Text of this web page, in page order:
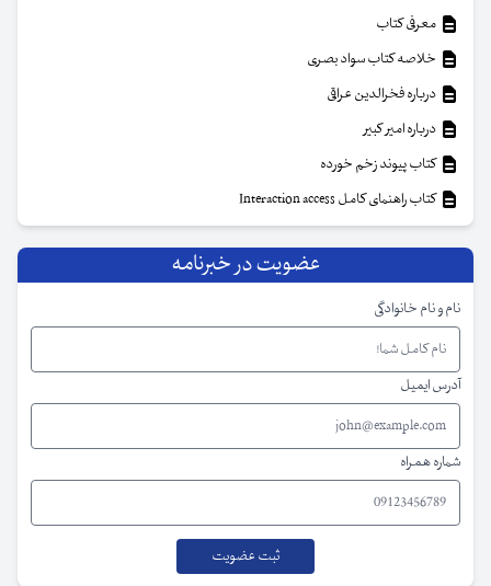
معرفی کتاب
خلاصه کتاب سواد بصری
درباره فخرالدین عراقی
درباره امیر کبیر
کتاب پیوند زخم خورده
کتاب راهنمای کامل Interaction access
عضویت در خبرنامه
نام و نام خانوادگی
آدرس ایمیل
شماره همراه